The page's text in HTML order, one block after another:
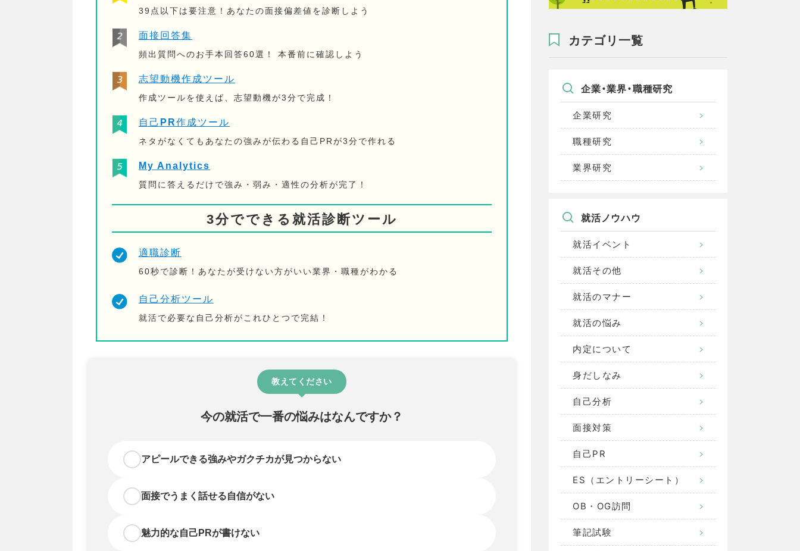
39点以下は要注意！あなたの面接偏差値を診断しよう
面接回答集
頻出質問へのお手本回答60選！ 本番前に確認しよう
志望動機作成ツール
作成ツールを使えば、志望動機が3分で完成！
自己PR作成ツール
ネタがなくてもあなたの強みが伝わる自己PRが3分で作れる
My Analytics
質問に答えるだけで強み・弱み・適性の分析が完了！
3分でできる就活診断ツール
適職診断
60秒で診断！あなたが受けない方がいい業界・職種がわかる
自己分析ツール
就活で必要な自己分析がこれひとつで完結！
カテゴリ一覧
企業・業界・職種研究
企業研究
職種研究
業界研究
就活ノウハウ
就活イベント
就活その他
就活のマナー
就活の悩み
内定について
身だしなみ
自己分析
面接対策
自己PR
ES（エントリーシート）
OB・OG訪問
筆記試験